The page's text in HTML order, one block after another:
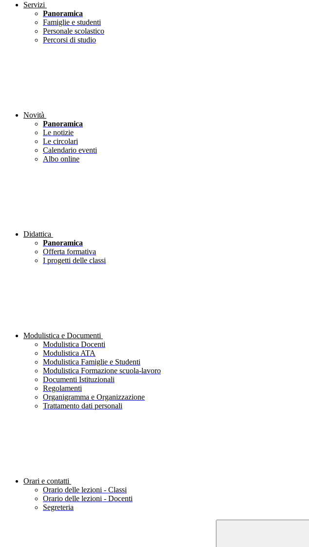
Servizi
Panoramica
Famiglie e studenti
Personale scolastico
Percorsi di studio
Novità
Panoramica
Le notizie
Le circolari
Calendario eventi
Albo online
Didattica
Panoramica
Offerta formativa
I progetti delle classi
Modulistica e Documenti
Modulistica Docenti
Modulistica ATA
Modulistica Famiglie e Studenti
Modulistica Formazione scuola-lavoro
Documenti Istituzionali
Regolamenti
Organigramma e Organizzazione
Trattamento dati personali
Orari e contatti
Orario delle lezioni - Classi
Orario delle lezioni - Docenti
Segreteria